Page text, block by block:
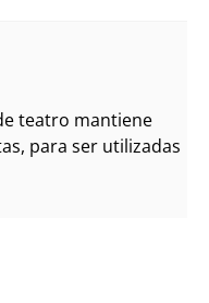
teatro mantiene
para ser utilizadas